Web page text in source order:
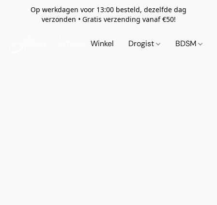
Op werkdagen voor 13:00 besteld, dezelfde dag
verzonden • Gratis verzending vanaf €50!
Winkel Drogist BDSM